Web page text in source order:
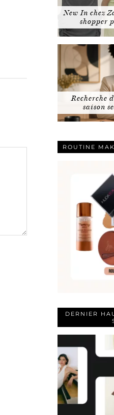
New In chez
shopper
Recherche
saison
ROUTINE
DERNIER